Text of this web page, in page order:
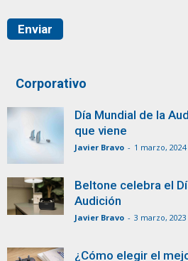
Corporativo
Día Mundial de la
que viene
Javier Bravo - 1 marzo, 2024
Beltone celebra el
Audición
Javier Bravo - 3 marzo, 2023
¿Cómo elegir el